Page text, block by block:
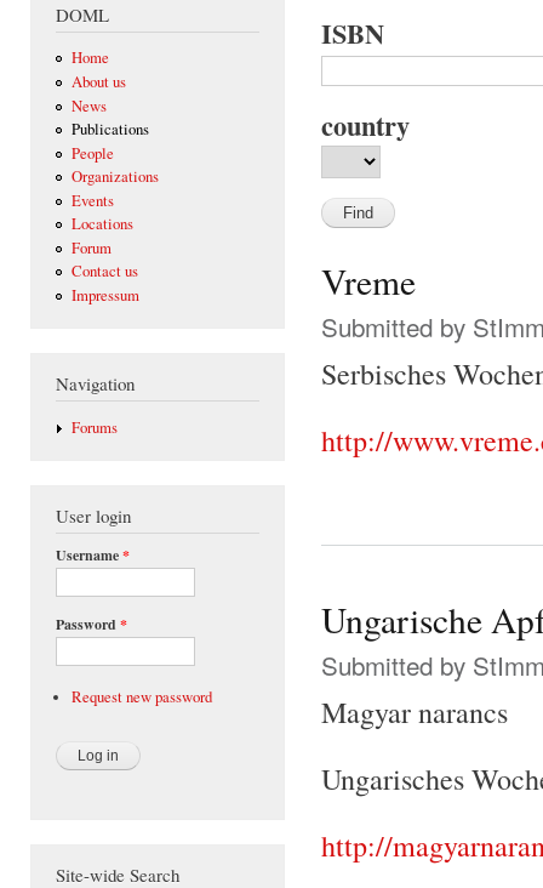
DOML
Home
About us
News
Publications
People
Organizations
Events
Locations
Forum
Contact us
Impressum
Navigation
Forums
User login
Username*
Password *
Request new password
Site-wide Search
ISBN
country
Vreme
Submitted by
Serbisches
http://
Ungarische
Submitted by
Magyar narancs
Ungarisches
http://